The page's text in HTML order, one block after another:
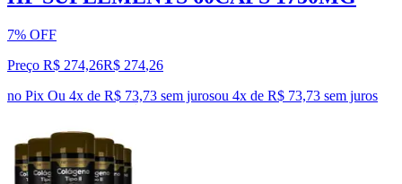
7% OFF
Preço R$ 274,26R$ 274,26
no Pix Ou 4x de R$ 73,73 sem jurosou 4x de R$ 73,73 sem juros